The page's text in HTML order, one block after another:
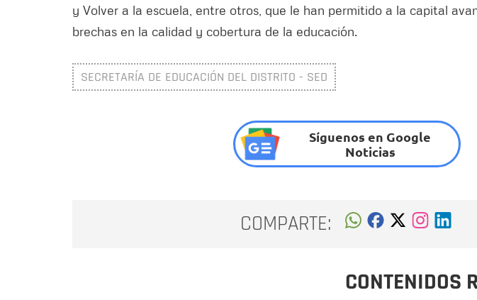
y Volver a la escuela, entre otros, que le han permitido a la capital
brechas en la calidad y cobertura de la educación.
SECRETARÍA DE EDUCACIÓN DEL DISTRITO - SED
Síguenos en Google
Noticias
COMPARTE:
CONTENIDOS